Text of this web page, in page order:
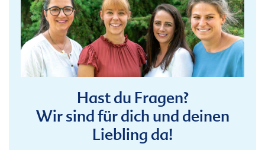
Hast du Fragen?
Wir sind für dich und deinen
Liebling da!